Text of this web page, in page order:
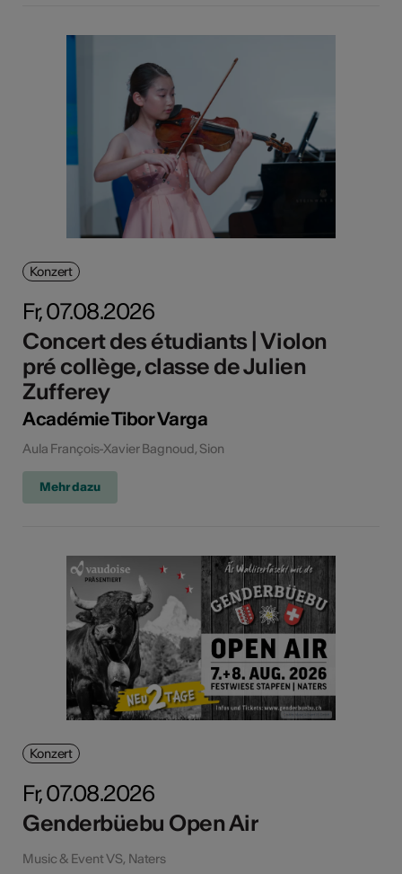
Konzert
Fr, 07.08.2026
Concert des étudiants | Violon
pré collège, classe de Julien
Zufferey
Académie Tibor Varga
Aula François-Xavier Bagnoud, Sion
Mehr dazu
Konzert
Fr, 07.08.2026
Genderbüebu Open Air
Music & Event VS, Naters